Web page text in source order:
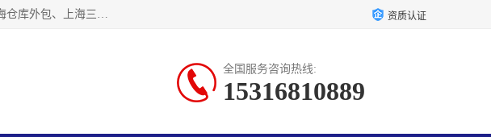
上海星力仓储服务有限公司从事：上海仓储服务、上海仓储库房、上海仓库代运营、上海仓库对外出租、上海仓库外包、上海三方仓储、上海电商仓储代发、上海电商代发货仓库、上海托管仓库、上海仓储配送。上海星力仓储服务有限公司现在拥有100个分仓、10万余平方的标准库房，精炼员工几百名，与几千家客户合作，公司已跻身上海仓储行业前列。欢迎来电咨询！ 资质认证
全国服务咨询热线:
15316810889